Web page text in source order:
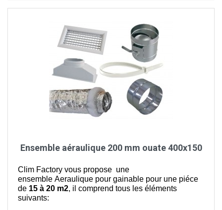
Ensemble aéraulique 200 mm ouate 400x150
Clim Factory vous propose une
ensemble Aeraulique pour gainable pour une piéce
de 15 à 20 m2, il comprend tous les éléments
suivants: